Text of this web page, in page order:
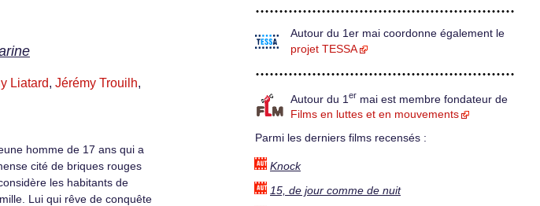
Liatard, Jérémy Trouilh,
homme de 17 ans qui a
cité de briques rouges
les habitants de
Lui qui rêve de conquête
Autour du 1er mai coordonne également le
projet TESSA
Autour du 1 er mai est membre fondateur de
Films en luttes et en mouvements
Parmi les derniers films recensés :
Knock
15, de jour comme de nuit